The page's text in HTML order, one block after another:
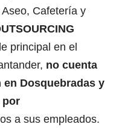
Cafetería y
principal en el
no cuenta
Dosquebradas y
por
a sus empleados.